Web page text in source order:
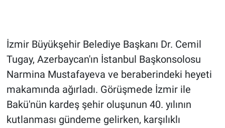
İzmir Büyükşehir Belediye Başkanı Dr. Cemil
Tugay, Azerbaycan'ın İstanbul Başkonsolosu
Narmina Mustafayeva ve beraberindeki heyeti
makamında ağırladı. Görüşmede İzmir ile
Bakü'nün kardeş şehir oluşunun 40. yılının
kutlanması gündeme gelirken, karşılıklı